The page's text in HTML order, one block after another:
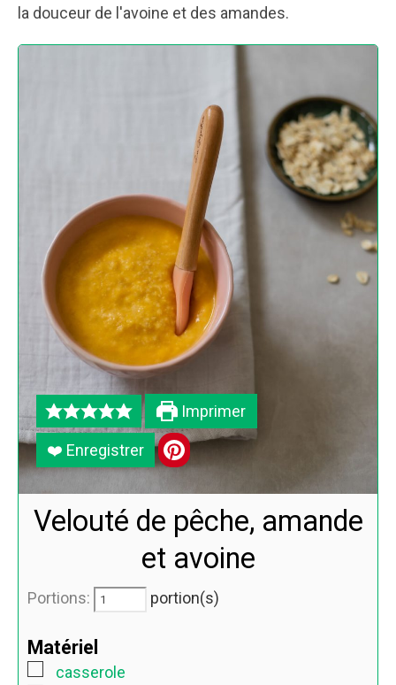
la douceur de l'avoine et des amandes.
Imprimer
❤️ Enregistrer
Velouté de pêche, amande
et avoine
Portions: portion(s)
Matériel
casserole